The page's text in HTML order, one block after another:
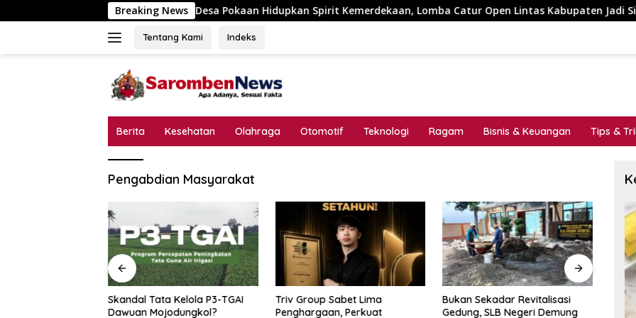
ke
Breaking News
Desa Pokaan Hidupkan Spirit Kemerdekaan, Lomba Catur Open Lintas Kabupaten Jadi Simbol
Tentang Kami Indeks
Berita Kesehatan Olahraga Otomotif Teknologi Ragam Bisnis & Keuangan Tips &
Pengabdian Masyarakat
Skandal Tata Kelola P3-TGAI
Dawuan Mojodungkol?
Triv Group Sabet Lima
Penghargaan, Perkuat
Bukan Sekadar Revitalisasi
Gedung, SLB Negeri Demung